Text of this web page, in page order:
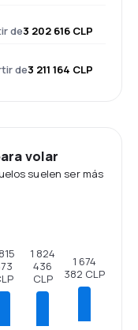
de3 202 616 CLP
de3 211 164 CLP
volar
suelen ser más
1 824
436
CLP
1 674
382 CLP